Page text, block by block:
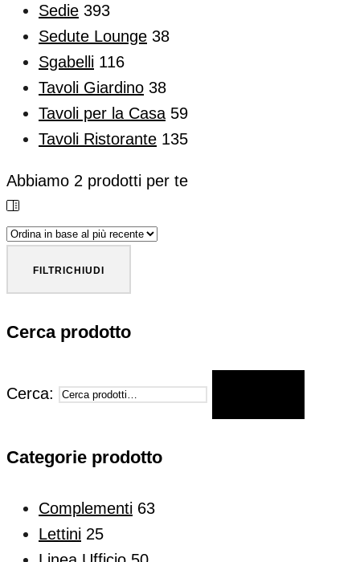
Sedie 393
Sedute Lounge 38
Sgabelli 116
Tavoli Giardino 38
Tavoli per la Casa 59
Tavoli Ristorante 135
Abbiamo 2 prodotti per te
FILTRICHIUDI
Cerca prodotto
Cerca:
Categorie prodotto
Complementi 63
Lettini 25